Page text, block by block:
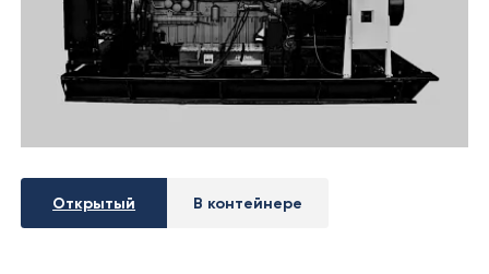
› КОНТАКТЫ
› ЗАЯВКА
› НОВОСТИ
› РЕЗУЛЬТАТЫ СОУТ
Открытый В контейнере